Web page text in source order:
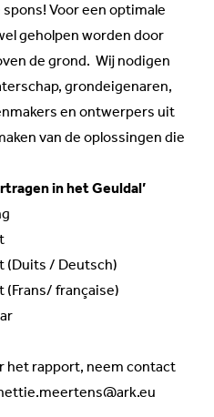
Voor een optimale
geholpen worden door
de grond. Wij nodigen
grondeigenaren,
en ontwerpers uit
van de oplossingen die
in het Geuldal’
(Duits / Deutsch)
(Frans/ française)
het rapport, neem contact